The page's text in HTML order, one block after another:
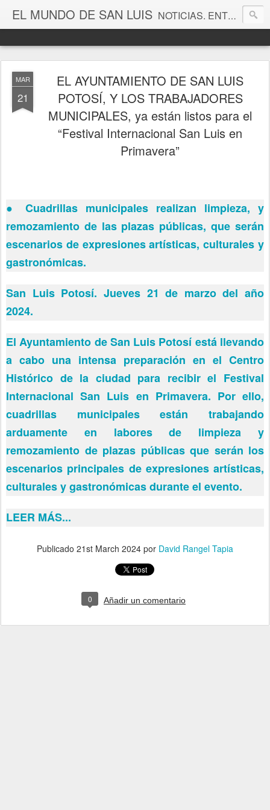
EL MUNDO DE SAN LUIS NOTICIAS. ENTRETENIMIENTO. EDITORIALES. CANAL DE VÍDEOS. GALERÍA DE FOTOGRAFÍAS.
MAR
21
EL AYUNTAMIENTO DE SAN LUIS
POTOSÍ, Y LOS TRABAJADORES
MUNICIPALES, ya están listos para el
“Festival Internacional San Luis en
Primavera”
● Cuadrillas municipales realizan limpieza, y
remozamiento de las plazas públicas, que serán
escenarios de expresiones artísticas, culturales y
gastronómicas.
San Luis Potosí. Jueves 21 de marzo del año
2024.
El Ayuntamiento de San Luis Potosí está llevando
a cabo una intensa preparación en el Centro
Histórico de la ciudad para recibir el Festival
Internacional San Luis en Primavera. Por ello,
cuadrillas municipales están trabajando
arduamente en labores de limpieza y
remozamiento de plazas públicas que serán los
escenarios principales de expresiones artísticas,
culturales y gastronómicas durante el evento.
LEER MÁS...
Publicado 21st March 2024 por David Rangel Tapia
0 Añadir un comentario